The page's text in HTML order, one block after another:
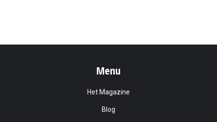
Menu
Het Magazine
Blog